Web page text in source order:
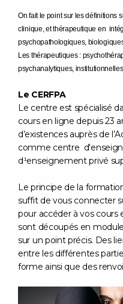
On fait le point sur les définitions
clinique, et thérapeutique en
psychopathologiques,
Les thérapeutiques :
psychanalytiques,
Le CERFPA
Le centre est spécialisé
cours en ligne depuis 23
d’existences auprès de
comme centre
d¹enseignement privé
Le principe de la
suffit de vous connecter
pour accéder à vos cours
sont découpés en
sur un point précis. Des
entre les différentes
forme ainsi que des